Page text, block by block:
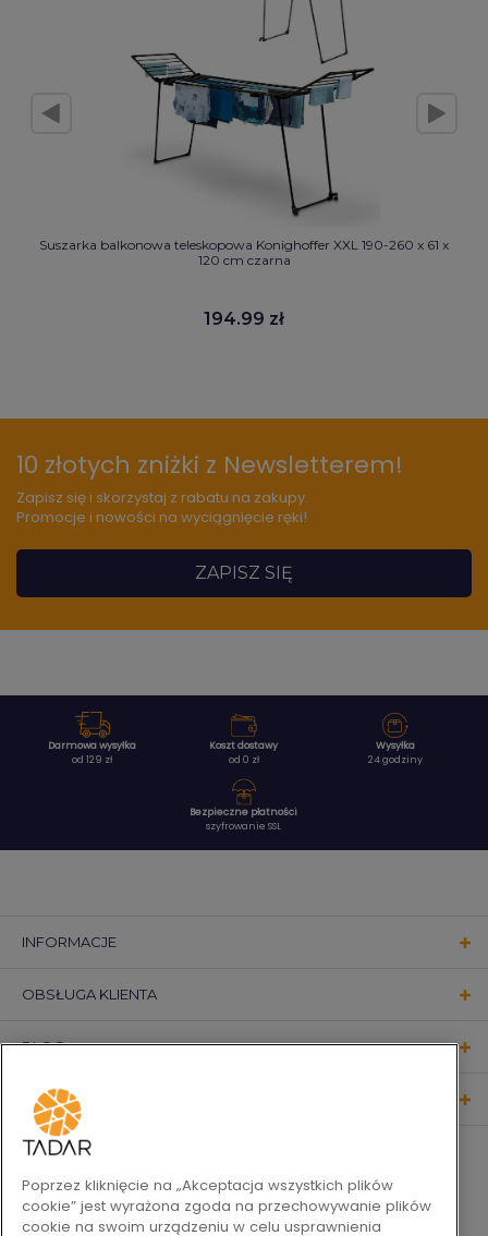
Suszarka balkonowa teleskopowa Konighoffer XXL 190-260 x 61 x
120 cm czarna
194.99 zł
10 złotych zniżki z Newsletterem!
Zapisz się i skorzystaj z rabatu na zakupy.
Promocje i nowości na wyciągnięcie ręki!
ZAPISZ SIĘ
Darmowa wysyłka
od 129 zł
Koszt dostawy
od 0 zł
Wysyłka
24 godziny
Bezpieczne płatności
szyfrowanie SSL
INFORMACJE
OBSŁUGA KLIENTA
BLOG
KONTAKT
Poprzez kliknięcie na „Akceptacja wszystkich plików
cookie” jest wyrażona zgoda na przechowywanie plików
cookie na swoim urządzeniu w celu usprawnienia